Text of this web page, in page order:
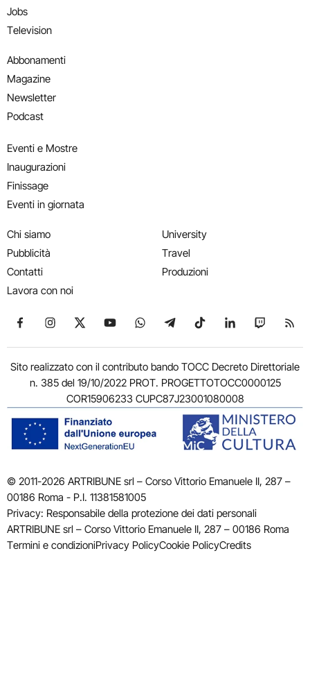
Jobs
Television
Abbonamenti
Magazine
Newsletter
Podcast
Eventi e Mostre
Inaugurazioni
Finissage
Eventi in giornata
Chi siamo
Pubblicità
Contatti
Lavora con noi
University
Travel
Produzioni
Seguici su Facebook
Seguici su Instagram
Seguici su X
Seguici su YouTube
Seguici su WhatsApp
Seguici su Telegram
Seguici su TikTok
Seguici su
Seguici
Sito realizzato con il contributo bando TOCC Decreto Direttoriale
n. 385 del 19/10/2022 PROT. PROGETTOTOCC0000125
COR15906233 CUPC87J23001080008
© 2011-2026 ARTRIBUNE srl – Corso Vittorio Emanuele II, 287 –
00186 Roma - P.I. 11381581005
Privacy: Responsabile della protezione dei dati personali
ARTRIBUNE srl – Corso Vittorio Emanuele II, 287 – 00186 Roma
Termini e condizioniPrivacy PolicyCookie PolicyCredits